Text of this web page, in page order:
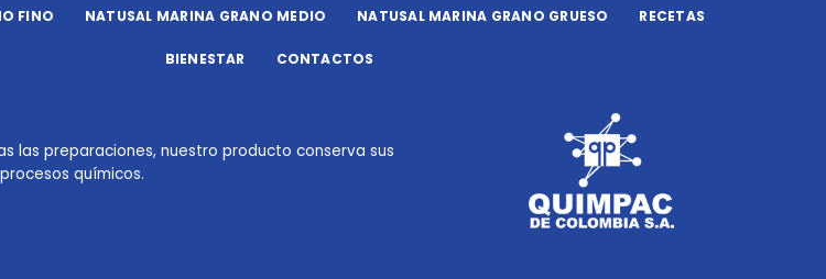
FINO NATUSAL MARINA GRANO MEDIO NATUSAL MARINA GRANO GRUESO RECETAS
BIENESTAR CONTACTOS
las preparaciones, nuestro producto conserva sus
químicos.